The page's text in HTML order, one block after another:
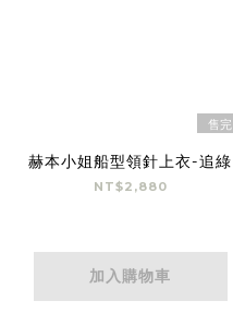
售完
赫本小姐船型領針上衣-追綠
NT$2,880
加入購物車